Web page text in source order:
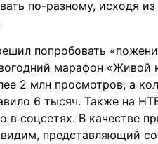
по-разному, исходя
попробовать
марафон «Живой
2 млн просмотров, а
6 тысяч. Также на
в соцсетях. В качестве
представляющий